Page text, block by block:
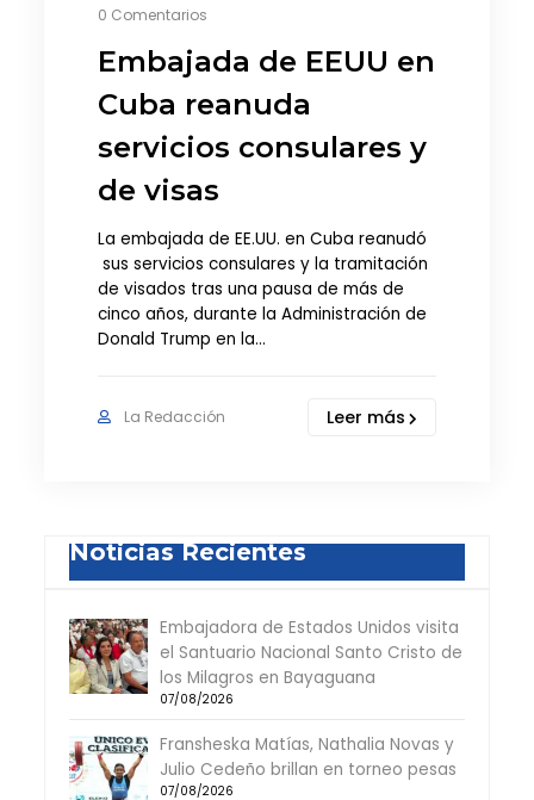
0 Comentarios
Embajada de EEUU en
Cuba reanuda
servicios consulares y
de visas
La embajada de EE.UU. en Cuba reanudó
sus servicios consulares y la tramitación
de visados tras una pausa de más de
cinco años, durante la Administración de
Donald Trump en la…
La Redacción Leer más
Noticias Recientes
Embajadora de Estados Unidos visita
el Santuario Nacional Santo Cristo de
los Milagros en Bayaguana
07/08/2026
Fransheska Matías, Nathalia Novas y
Julio Cedeño brillan en torneo pesas
07/08/2026